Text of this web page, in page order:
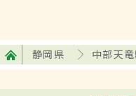
静岡県 中部天竜